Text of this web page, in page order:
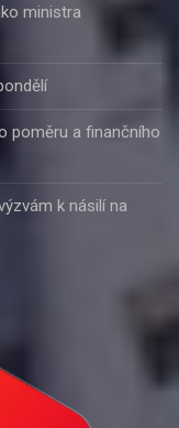
ministra
poměru a finančního
k násilí na